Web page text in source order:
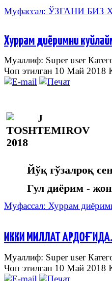
Муфассал: ЎЗГАНИ
Хуррам диёримни
Муаллиф: Super user
Чоп этилган 10 Май 2018
Йўқ гўзалроқ
Гул диёрим -
Муфассал: Хуррам
ИККИ МИЛЛАТ
Муаллиф: Super user
Чоп этилган 10 Май 2018